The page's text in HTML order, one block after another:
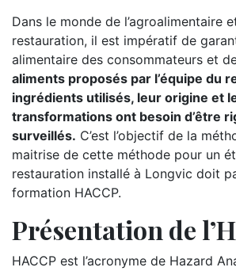
Dans le monde de l’agroalimentaire
restauration, il est impératif de
alimentaire des consommateurs et
aliments proposés par l’équipe du
ingrédients utilisés, leur origine et
transformations ont besoin d’être
surveillés. C’est l’objectif de la
maitrise de cette méthode pour un
restauration installé à Longvic doit
formation HACCP.
Présentation de
HACCP est l’acronyme de Hazard